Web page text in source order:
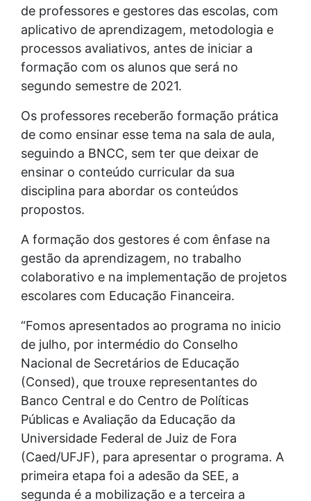
de professores e gestores das escolas, com
aplicativo de aprendizagem, metodologia e
processos avaliativos, antes de iniciar a
formação com os alunos que será no
segundo semestre de 2021.
Os professores receberão formação prática
de como ensinar esse tema na sala de aula,
seguindo a BNCC, sem ter que deixar de
ensinar o conteúdo curricular da sua
disciplina para abordar os conteúdos
propostos.
A formação dos gestores é com ênfase na
gestão da aprendizagem, no trabalho
colaborativo e na implementação de projetos
escolares com Educação Financeira.
“Fomos apresentados ao programa no inicio
de julho, por intermédio do Conselho
Nacional de Secretários de Educação
(Consed), que trouxe representantes do
Banco Central e do Centro de Políticas
Públicas e Avaliação da Educação da
Universidade Federal de Juiz de Fora
(Caed/UFJF), para apresentar o programa. A
primeira etapa foi a adesão da SEE, a
segunda é a mobilização e a terceira a